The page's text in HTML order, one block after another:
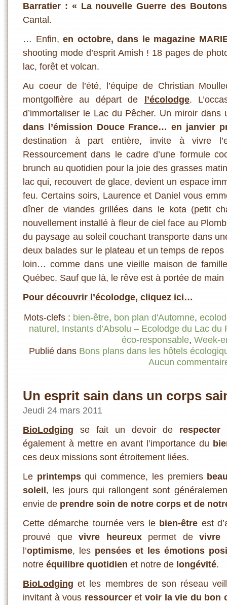
Barratier : « La nouvelle Guerre des
Cantal.
… Enfin, en octobre, dans le magazine
shooting mode d’esprit Amish ! 18 pages de
lac, forêt et volcan.
Au coeur de l’été, l’équipe de Christian
montgolfière au départ de l’écolodge.
d’immortaliser le Lac du Pêcher. Un miroir
dans l’émission Douce France… en janvier
destination à part entière, invite à vivre
Ressourcement dans le cadre d’une formule
brunch au quotidien pour la joie des grasses
lac qui, recouvert de glace, devient un espace
feu. Certains soirs, Laurence et Daniel vous
dîner de viandes grillées dans le kota (petit
nouvellement installé à fleur de ciel face au
du paysage au soleil couchant transporte dans
deux balades sur le plateau et un temps de
loin… comme dans une vieille maison de
Québec. Sauf que là, le rêve est à portée de main
Pour découvrir l’écolodge, cliquez ici…
Mots-clefs : bien-être, bon plan d'Automne,
naturel, Instants d’Absolu – Ecolodge du Lac du
éco-responsable, Week-
Publié dans Bons plans dans les hôtels
Aucun
Un esprit sain dans un corps
Jeudi 24 mars 2011
BioLodging se fait un devoir de respecter
également à mettre en avant l’importance du
ces deux missions sont étroitement liées.
Le printempsqui commence, les premiers
soleil, les jours qui rallongent sont
envie de prendre soin de notre corps et de
Cette démarche tournée vers le bien-être est
prouvé que vivre heureuxpermet de vivre
l’optimisme, les pensées et les émotions
notre équilibre quotidien et notre de longévité.
BioLodging et les membres de son réseau
invitant à vous ressourceretvoir la vie du bon